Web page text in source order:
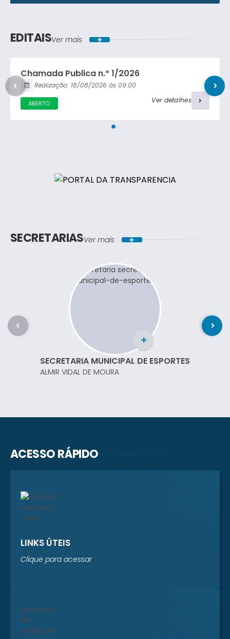
Carta Convite
Lei Ordinária
Portaria
EDITAISVer mais
Chamada Publica n.º 1/2026
ABERTO
Realização: 18/08/2026
09:00
Ver detalhes
SECRETARIASVer mais
SECRETARIA MUNICIPAL DE ESPORTES
ALMIR VIDAL DE MOURA
ACESSO RÁPIDO
LINKS ÚTEIS
Clique para acessar